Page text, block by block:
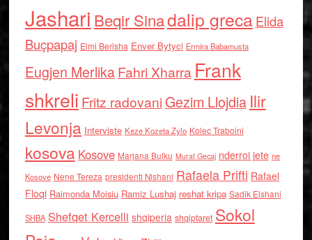
Jashari Beqir Sinadalip grecaElida
Buçpapaj Elmi Berisha Enver Bytyci Ermira Babamusta
Eugjen MerlikaFahri Xharra Frank
shkreli Fritz radovaniGezim Llojdia Ilir
Levonja Interviste Keze Kozeta Zylo Kolec Traboini
kosova Kosove Marjana Bulku Murat Gecaj nderroi jete ne
Kosove Nene Tereza presidenti Nishani Rafaela Prifti Rafael
Floqi Raimonda Moisiu Ramiz Lushaj reshat kripa Sadik Elshani
SHBA Shefqet Kercelli shqiperia shqiptaret Sokol